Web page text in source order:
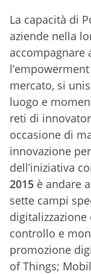
La capacità di
aziende nella
accompagnare
mercato, si
luogo e
reti di
occasione di
innovazione
dell’iniziativa
2015 è andare
sette campi
controllo e
promozione
of Things;